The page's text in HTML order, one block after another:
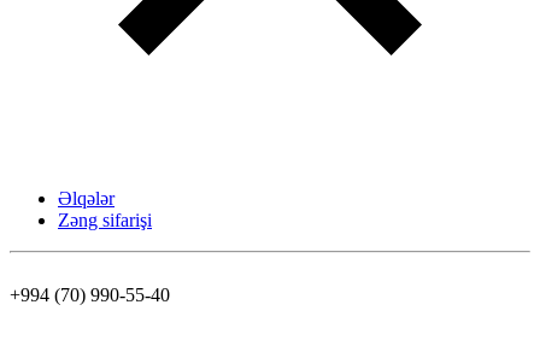
Əlqələr
Zəng sifarişi
+994 (70) 990-55-40